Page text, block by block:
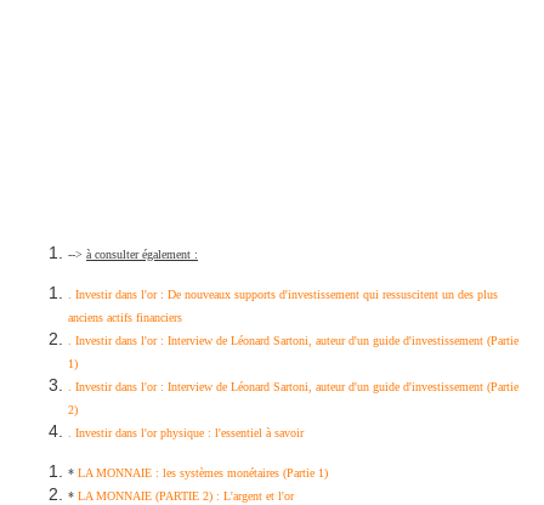
--> à consulter également :
. Investir dans l'or : De nouveaux supports d'investissement qui ressuscitent un des plus
anciens actifs financiers
. Investir dans l'or : Interview de Léonard Sartoni, auteur d'un guide d'investissement (Partie
1)
. Investir dans l'or : Interview de Léonard Sartoni, auteur d'un guide d'investissement (Partie
2)
. Investir dans l'or physique : l'essentiel à savoir
* LA MONNAIE : les systèmes monétaires (Partie 1)
* LA MONNAIE (PARTIE 2) : L'argent et l'or